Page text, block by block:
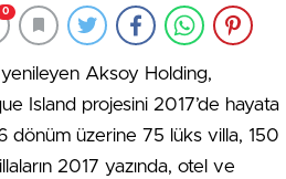
0
yenileyen Aksoy Holding,
Island projesini 2017’de hayata
dönüm üzerine 75 lüks villa, 150
2017 yazında, otel ve